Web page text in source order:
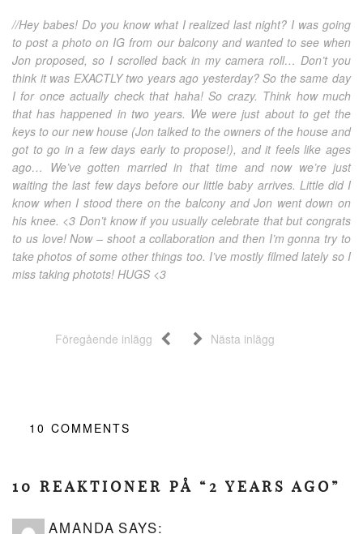
//Hey babes! Do you know what I realized last night? I was going
to post a photo on IG from our balcony and wanted to see when
Jon proposed, so I scrolled back in my camera roll… Don’t you
think it was EXACTLY two years ago yesterday? So the same day
I for once actually check that haha! So crazy. Think how much
that has happened in two years. We were just about to get the
keys to our new house (Jon talked to the owners of the house and
got to go in a few days early to propose!), and it feels like ages
ago… We’ve gotten married in that time and now we’re just
waiting the last few days before our little baby arrives. Little did I
know when I stood there on the balcony and Jon went down on
his knee. <3 Don’t know if you usually celebrate that but congrats
to us love! Now – shoot a collaboration and then I’m gonna try to
take photos of some other things too. I’ve mostly filmed lately so I
miss taking photots! HUGS <3
Föregående inlägg Nästa inlägg
10 COMMENTS
10 REAKTIONER PÅ “2 YEARS AGO”
AMANDA SAYS: